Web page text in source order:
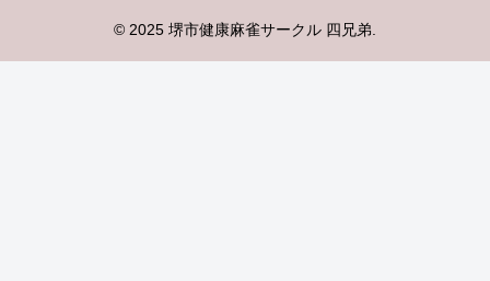
© 2025 堺市健康麻雀サークル 四兄弟.